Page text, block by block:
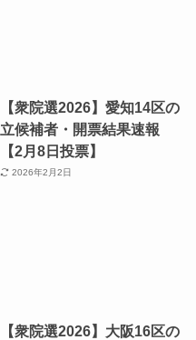
【衆院選2026】愛知14区の
立候補者・開票結果速報
【2月8日投票】
2026年2月2日
【衆院選2026】大阪16区の